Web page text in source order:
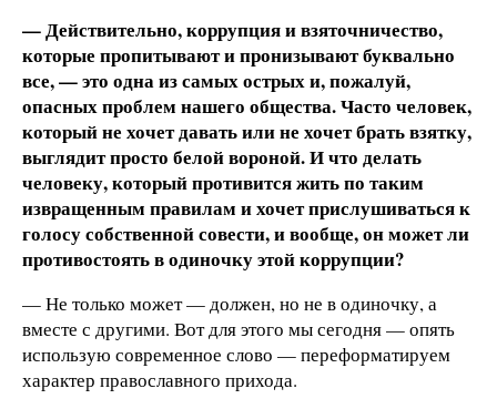
— Действительно, коррупция и взяточничество,
которые пропитывают и пронизывают буквально
все, — это одна из самых острых и, пожалуй,
опасных проблем нашего общества. Часто человек,
который не хочет давать или не хочет брать взятку,
выглядит просто белой вороной. И что делать
человеку, который противится жить по таким
извращенным правилам и хочет прислушиваться к
голосу собственной совести, и вообще, он может ли
противостоять в одиночку этой коррупции?
— Не только может — должен, но не в одиночку, а
вместе с другими. Вот для этого мы сегодня — опять
использую современное слово — переформатируем
характер православного прихода.